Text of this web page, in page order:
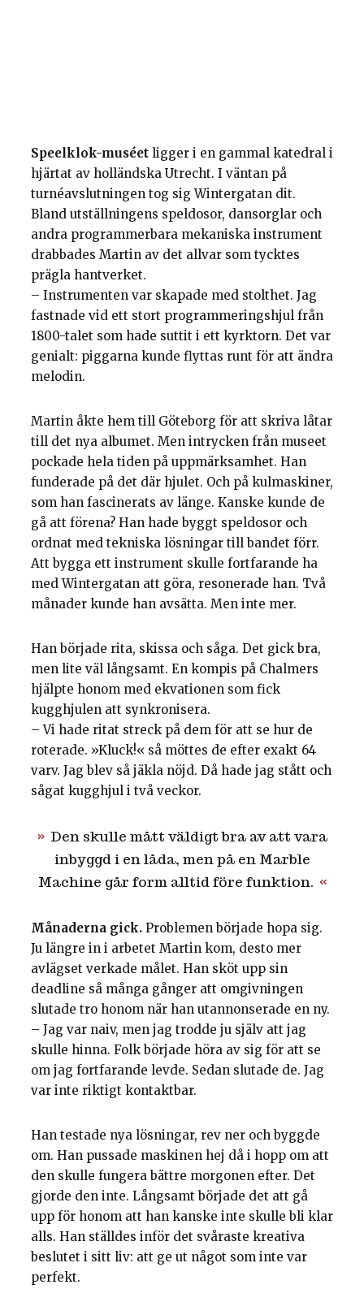
Speelklok-muséet ligger i en gammal katedral i
hjärtat av holländska Utrecht. I väntan på
turnéavslutningen tog sig Wintergatan dit.
Bland utställningens speldosor, dansorglar och
andra programmerbara mekaniska instrument
drabbades Martin av det allvar som tycktes
prägla hantverket.
– Instrumenten var skapade med stolthet. Jag
fastnade vid ett stort programmeringshjul från
1800-talet som hade suttit i ett kyrktorn. Det var
genialt: piggarna kunde flyttas runt för att ändra
melodin.
Martin åkte hem till Göteborg för att skriva låtar
till det nya albumet. Men intrycken från museet
pockade hela tiden på uppmärksamhet. Han
funderade på det där hjulet. Och på kulmaskiner,
som han fascinerats av länge. Kanske kunde de
gå att förena? Han hade byggt speldosor och
ordnat med tekniska lösningar till bandet förr.
Att bygga ett instrument skulle fortfarande ha
med Wintergatan att göra, resonerade han. Två
månader kunde han avsätta. Men inte mer.
Han började rita, skissa och såga. Det gick bra,
men lite väl långsamt. En kompis på Chalmers
hjälpte honom med ekvationen som fick
kugghjulen att synkronisera.
– Vi hade ritat streck på dem för att se hur de
roterade. »Kluck!« så möttes de efter exakt 64
varv. Jag blev så jäkla nöjd. Då hade jag stått och
sågat kugghjul i två veckor.
Den skulle mått väldigt bra av att vara
inbyggd i en låda, men på en Marble
Machine går form alltid före funktion.
Månaderna gick. Problemen började hopa sig.
Ju längre in i arbetet Martin kom, desto mer
avlägset verkade målet. Han sköt upp sin
deadline så många gånger att omgivningen
slutade tro honom när han utannonserade en ny.
– Jag var naiv, men jag trodde ju själv att jag
skulle hinna. Folk började höra av sig för att se
om jag fortfarande levde. Sedan slutade de. Jag
var inte riktigt kontaktbar.
Han testade nya lösningar, rev ner och byggde
om. Han pussade maskinen hej då i hopp om att
den skulle fungera bättre morgonen efter. Det
gjorde den inte. Långsamt började det att gå
upp för honom att han kanske inte skulle bli klar
alls. Han ställdes inför det svåraste kreativa
beslutet i sitt liv: att ge ut något som inte var
perfekt.